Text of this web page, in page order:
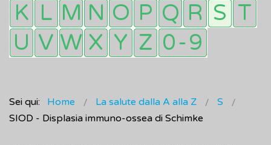
Sei qui: Home La salute dalla A alla Z
S
SIOD - Displasia immuno-ossea di Schimke